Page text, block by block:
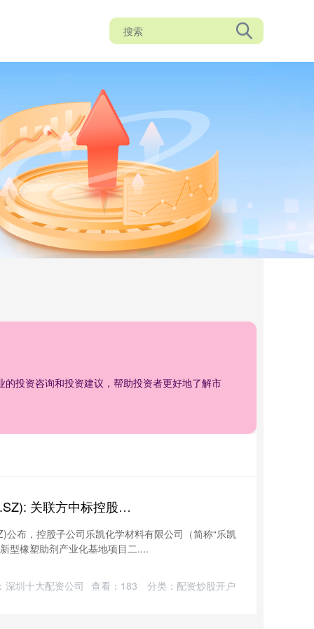
投资咨询和投资建议，帮助投资者更好地了解市
恒牛网配资 航天智造(300446.SZ): 关联方中标控股子公司项目
布，控股子公司乐凯化学材料有限公司（简称“乐凯
型橡塑助剂产业化基地项目二....
深圳十大配资公司 查看： 183 分类： 配资炒股开户